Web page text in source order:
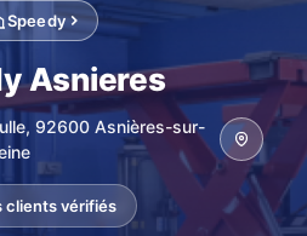
Speedy
Asnieres
92600 Asnières-sur-
clients vérifiés